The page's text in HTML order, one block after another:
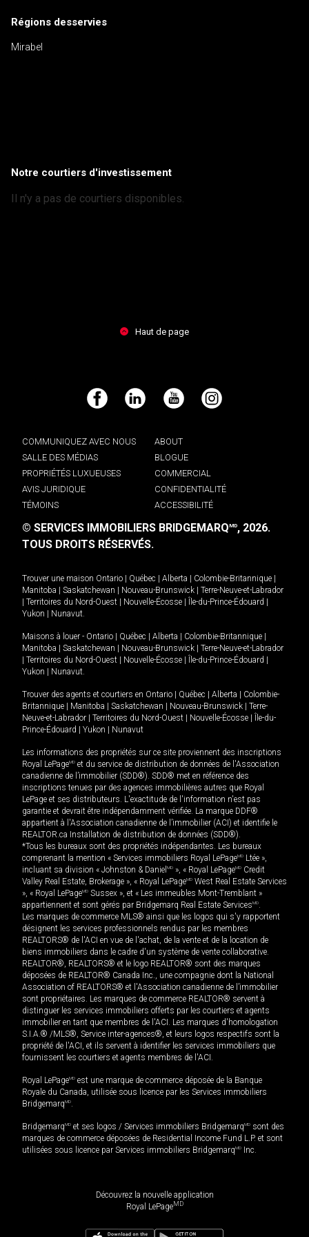
Régions desservies
Mirabel
Notre courtiers d'investissement
Il n'y a pas de courtiers disponibles.
Haut de page
Facebook LinkedIn YouTube Instagram
COMMUNIQUEZ AVEC NOUS
ABOUT
SALLE DES MÉDIAS
BLOGUE
PROPRIÉTÉS LUXUEUSES
COMMERCIAL
AVIS JURIDIQUE
CONFIDENTIALITÉ
TÉMOINS
ACCESSIBILITÉ
© SERVICES IMMOBILIERS BRIDGEMARQMD, 2026.
TOUS DROITS RÉSERVÉS.
Trouver une maison Ontario Québec Alberta Colombie-Britannique
Manitoba
Saskatchewan Nouveau-Brunswick
Terre-Neuve-et-Labrador
Territoires du Nord-Ouest Nouvelle-Écosse Île-du-Prince-Édouard
Yukon
Nunavut.
Maisons à louer - Ontario Québec Alberta Colombie-Britannique
Manitoba
Saskatchewan Nouveau-Brunswick
Terre-Neuve-et-Labrador
Territoires du Nord-Ouest Nouvelle-Écosse Île-du-Prince-Édouard
Yukon
Nunavut.
Trouver des agents et courtiers en Ontario Québec Alberta
Colombie-
Britannique
Manitoba Saskatchewan Nouveau-Brunswick
Terre-
Neuve-et-Labrador
Territoires du Nord-Ouest Nouvelle-Écosse
Île-du-
Prince-Édouard
Yukon Nunavut
Les informations des propriétés sur ce site proviennent des inscriptions
Royal LePageMD et du service de distribution de données de l'Association
canadienne de l’immobilier (SDD®). SDD® met en référence des
inscriptions tenues par des agences immobilières autres que Royal
LePage et ses distributeurs. L'exactitude de l'information n'est pas
garantie et devrait être indépendamment vérifiée. La marque DDF®
appartient à l'Association canadienne de l’immobilier (ACI) et identifie le
REALTOR.ca Installation de distribution de données (SDD®).
*Tous les bureaux sont des propriétés indépendantes. Les bureaux
comprenant la mention « Services immobiliers Royal LePageMD Ltée »,
incluant sa division « Johnston & Daniel MD », « Royal LePageMD Credit
Valley Real Estate, Brokerage », « Royal LePageMD West Real Estate Services
», « Royal LePageMD Sussex », et « Les immeubles Mont-Tremblant »
appartiennent et sont gérés par Bridgemarq Real Estate ServicesMD.
Les marques de commerce MLS® ainsi que les logos qui s'y rapportent
désignent les services professionnels rendus par les membres
REALTORS® de l'ACI en vue de l'achat, de la vente et de la location de
biens immobiliers dans le cadre d'un système de vente collaborative.
REALTOR®, REALTORS® et le logo REALTOR® sont des marques
déposées de REALTOR® Canada Inc., une compagnie dont la National
Association of REALTORS® et l'Association canadienne de l’immobilier
sont propriétaires. Les marques de commerce REALTOR® servent à
distinguer les services immobiliers offerts par les courtiers et agents
immobilier en tant que membres de l'ACI. Les marques d'homologation
S.I.A.® /MLS®, Service inter-agences®, et leurs logos respectifs sont la
propriété de l'ACI, et ils servent à identifier les services immobiliers que
fournissent les courtiers et agents membres de l'ACI.
Royal LePageMD est une marque de commerce déposée de la Banque
Royale du Canada, utilisée sous licence par les Services immobiliers
BridgemarqMD.
BridgemarqMD et ses logos / Services immobiliers BridgemarqMD sont des
marques de commerce déposées de Residential Income Fund L.P. et sont
utilisées sous licence par Services immobiliers BridgemarqMD Inc.
Découvrez la nouvelle application
Royal LePageMD